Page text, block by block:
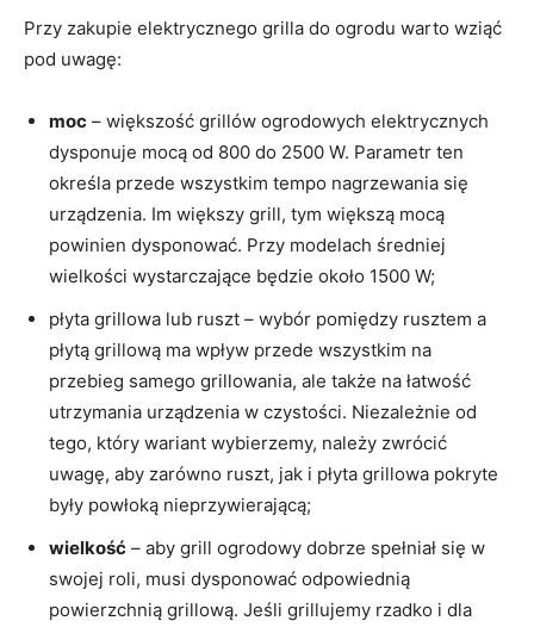
Przy zakupie elektrycznego grilla do ogrodu warto wziąć
pod uwagę:
moc – większość grillów ogrodowych elektrycznych
dysponuje mocą od 800 do 2500 W. Parametr ten
określa przede wszystkim tempo nagrzewania się
urządzenia. Im większy grill, tym większą mocą
powinien dysponować. Przy modelach średniej
wielkości wystarczające będzie około 1500 W;
płyta grillowa lub ruszt – wybór pomiędzy rusztem a
płytą grillową ma wpływ przede wszystkim na
przebieg samego grillowania, ale także na łatwość
utrzymania urządzenia w czystości. Niezależnie od
tego, który wariant wybierzemy, należy zwrócić
uwagę, aby zarówno ruszt, jak i płyta grillowa pokryte
były powłoką nieprzywierającą;
wielkość – aby grill ogrodowy dobrze spełniał się w
swojej roli, musi dysponować odpowiednią
powierzchnią grillową. Jeśli grillujemy rzadko i dla